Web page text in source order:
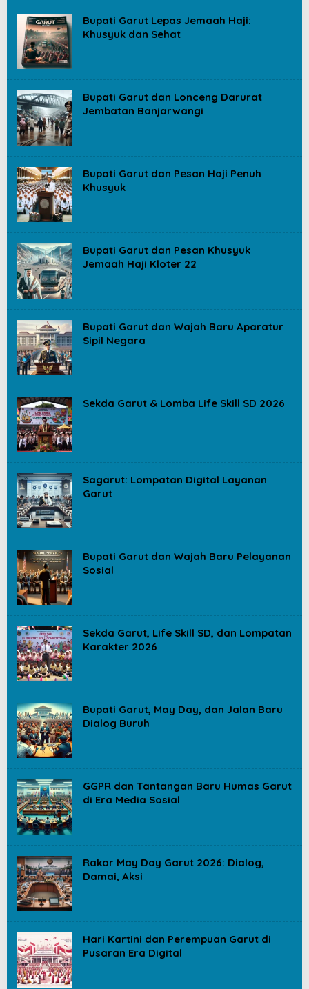
Bupati Garut Lepas Jemaah Haji:
Khusyuk dan Sehat
Bupati Garut dan Lonceng Darurat
Jembatan Banjarwangi
Bupati Garut dan Pesan Haji Penuh
Khusyuk
Bupati Garut dan Pesan Khusyuk
Jemaah Haji Kloter 22
Bupati Garut dan Wajah Baru Aparatur
Sipil Negara
Sekda Garut & Lomba Life Skill SD 2026
Sagarut: Lompatan Digital Layanan
Garut
Bupati Garut dan Wajah Baru Pelayanan
Sosial
Sekda Garut, Life Skill SD, dan Lompatan
Karakter 2026
Bupati Garut, May Day, dan Jalan Baru
Dialog Buruh
GGPR dan Tantangan Baru Humas Garut
di Era Media Sosial
Rakor May Day Garut 2026: Dialog,
Damai, Aksi
Hari Kartini dan Perempuan Garut di
Pusaran Era Digital